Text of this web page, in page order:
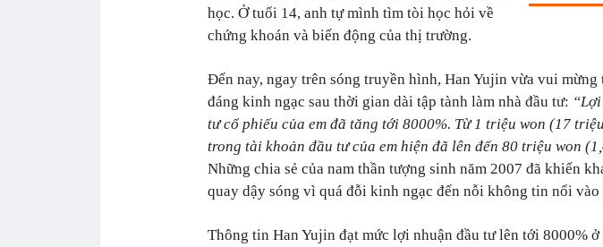
học. Ở tuổi 14, anh tự mình tìm tòi học hỏi về
chứng khoán và biến động của thị trường.
Đến nay, ngay trên sóng truyền hình, Han Yujin vừa vui mừng
đáng kinh ngạc sau thời gian dài tập tành làm nhà đầu tư:
tư cổ phiếu của em đã tăng tới 8000%. Từ 1 triệu won (17
trong tài khoản đầu tư của em hiện đã lên đến 80 triệu won
Những chia sẻ của nam thần tượng sinh năm 2007 đã khiến
quay dậy sóng vì quá đỗi kinh ngạc đến nỗi không tin nổi vào
Thông tin Han Yujin đạt mức lợi nhuận đầu tư lên tới 8000%